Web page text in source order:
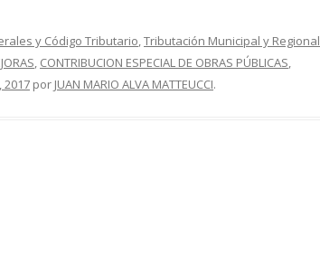
y Código Tributario,Tributación Municipal y Regional
, CONTRIBUCION ESPECIAL DE OBRAS PÚBLICAS,
2017 por JUAN MARIO ALVA MATTEUCCI.